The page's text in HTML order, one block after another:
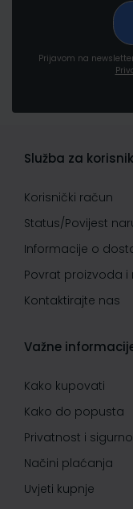
Prijavom na
Služba za
Korisnički račun
Status/Povijest
Informacije o
Povrat proizvoda i
Kontaktirajte nas
Važne
Kako kupovati
Kako do popusta
Privatnost i
Načini plaćanja
Uvjeti kupnje